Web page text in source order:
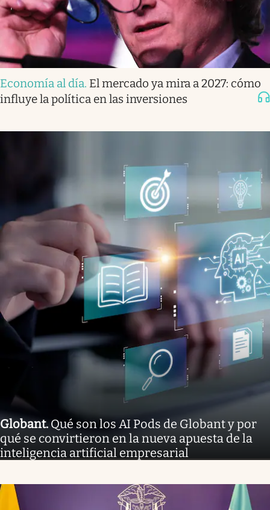
Economía al día. El mercado ya mira a 2027: cómo
influye la política en las inversiones
Globant.Qué son los AI Pods de Globant y por
qué se convirtieron en la nueva apuesta de la
inteligencia artificial empresarial